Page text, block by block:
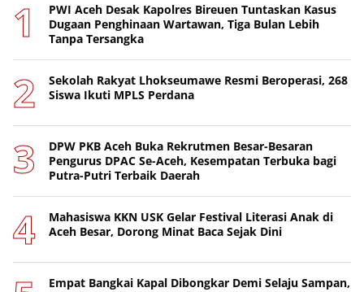
PWI Aceh Desak Kapolres Bireuen Tuntaskan Kasus
Dugaan Penghinaan Wartawan, Tiga Bulan Lebih
Tanpa Tersangka
Sekolah Rakyat Lhokseumawe Resmi Beroperasi, 268
Siswa Ikuti MPLS Perdana
DPW PKB Aceh Buka Rekrutmen Besar-Besaran
Pengurus DPAC Se-Aceh, Kesempatan Terbuka bagi
Putra-Putri Terbaik Daerah
Mahasiswa KKN USK Gelar Festival Literasi Anak di
Aceh Besar, Dorong Minat Baca Sejak Dini
Empat Bangkai Kapal Dibongkar Demi Selaju Sampan,